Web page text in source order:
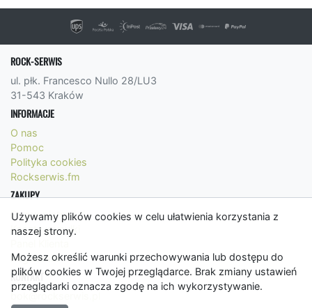
Używamy plików cookies w celu ułatwienia korzystania z
naszej strony.
Możesz określić warunki przechowywania lub dostępu do
plików cookies w Twojej przeglądarce. Brak zmiany ustawień
przeglądarki oznacza zgodę na ich wykorzystywanie.
ROCK-SERWIS
ul. płk. Francesco Nullo 28/LU3
31-543 Kraków
INFORMACJE
O nas
Pomoc
Polityka cookies
Rockserwis.fm
ZAKUPY
Formy płatności
Koszty wysyłki
Regulamin
KONTAKT
bok@rockserwis.pl